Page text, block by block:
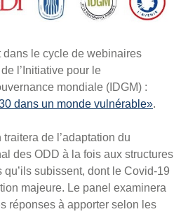
dans le cycle de webinaires
l’Initiative pour le
mondiale (IDGM) :
dans un monde vulnérable».
de l’adaptation du
des ODD à la fois aux structures
subissent, dont le Covid-19
majeure. Le panel examinera
réponses à apporter selon les